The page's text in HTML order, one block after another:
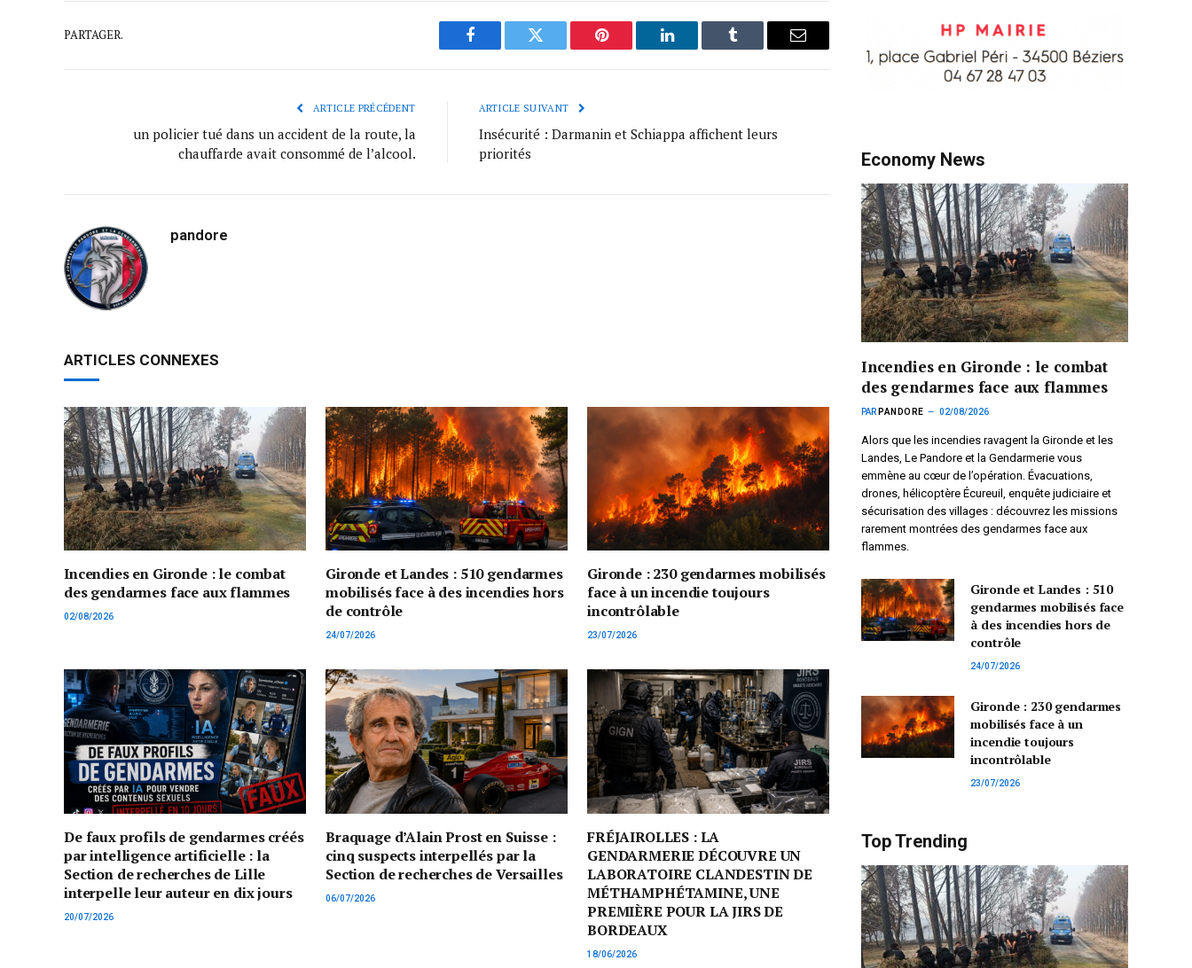
PARTAGER.
Facebook Twitter Pinterest LinkedIn Tumblr Courriel
ARTICLE PRÉCÉDENT
un policier tué dans un accident de la route, la
chauffarde avait consommé de l’alcool.
ARTICLE SUIVANT
Insécurité : Darmanin et Schiappa affichent leurs
priorités
pandore
ARTICLES CONNEXES
Incendies en Gironde : le combat
des gendarmes face aux flammes
02/08/2026
Gironde et Landes : 510 gendarmes
mobilisés face à des incendies hors
de contrôle
24/07/2026
Gironde : 230 gendarmes mobilisés
face à un incendie toujours
incontrôlable
23/07/2026
De faux profils de gendarmes créés
par intelligence artificielle : la
Section de recherches de Lille
interpelle leur auteur en dix jours
20/07/2026
Braquage d’Alain Prost en Suisse :
cinq suspects interpellés par la
Section de recherches de Versailles
06/07/2026
FRÉJAIROLLES : LA
GENDARMERIE DÉCOUVRE UN
LABORATOIRE CLANDESTIN DE
MÉTHAMPHÉTAMINE, UNE
PREMIÈRE POUR LA JIRS DE
BORDEAUX
18/06/2026
Economy News
Incendies en Gironde : le combat
des gendarmes face aux flammes
PAR PANDORE 02/08/2026
Alors que les incendies ravagent la Gironde et les
Landes, Le Pandore et la Gendarmerie vous
emmène au cœur de l’opération. Évacuations,
drones, hélicoptère Écureuil, enquête judiciaire et
sécurisation des villages : découvrez les missions
rarement montrées des gendarmes face aux
flammes.
Gironde et Landes : 510
gendarmes mobilisés face
à des incendies hors de
contrôle
24/07/2026
Gironde : 230 gendarmes
mobilisés face à un
incendie toujours
incontrôlable
23/07/2026
Top Trending